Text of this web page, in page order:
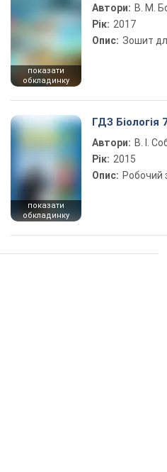
показати
обкладинку
Автори: В. М.
Рік: 2017
Опис: Зошит
показати
обкладинку
ГДЗ Біологія
Автори: В. І.
Рік: 2015
Опис: Робочий